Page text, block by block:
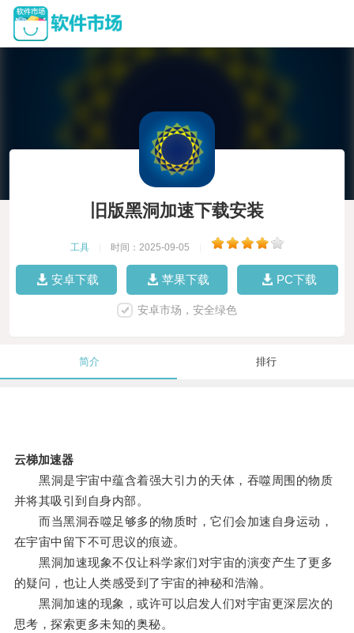
旧版黑洞加速下载安装
工具 时间：2025-09-05
安卓下载 苹果下载 PC下载
安卓市场，安全绿色
简介 排行
云梯加速器
黑洞是宇宙中蕴含着强大引力的天体，吞噬周围的物质
并将其吸引到自身内部。
而当黑洞吞噬足够多的物质时，它们会加速自身运动，
在宇宙中留下不可思议的痕迹。
黑洞加速现象不仅让科学家们对宇宙的演变产生了更多
的疑问，也让人类感受到了宇宙的神秘和浩瀚。
黑洞加速的现象，或许可以启发人们对宇宙更深层次的
思考，探索更多未知的奥秘。